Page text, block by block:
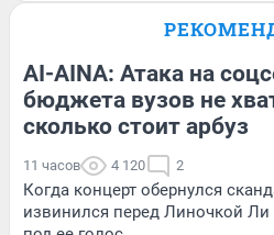
AI-AINA: Атака на
бюджета вузов не
сколько стоит арбуз
11 часов 4 120 2
Когда концерт обернулся
извинился перед Линочкой Ли